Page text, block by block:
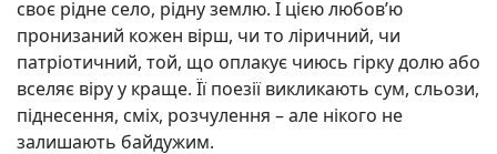
своє рідне село, рідну землю. І цією любов’ю
пронизаний кожен вірш, чи то ліричний, чи
патріотичний, той, що оплакує чиюсь гірку долю або
вселяє віру у краще. Її поезії викликають сум, сльози,
піднесення, сміх, розчулення – але нікого не
залишають байдужим.